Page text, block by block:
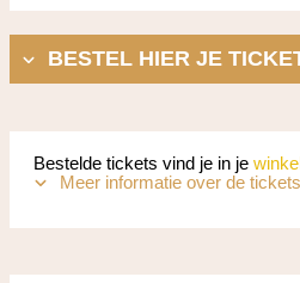
BESTEL HIER JE
Bestelde tickets vind je in je
Meer informatie over de tickets